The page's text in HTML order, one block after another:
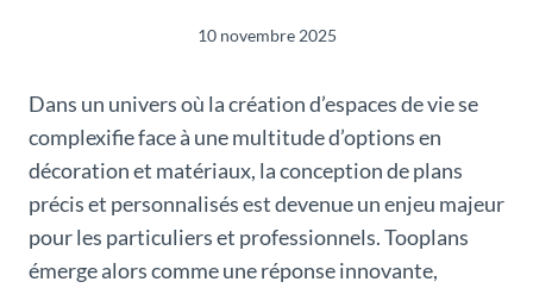
10 novembre 2025
Dans un univers où la création d’espaces de vie se
complexifie face à une multitude d’options en
décoration et matériaux, la conception de plans
précis et personnalisés est devenue un enjeu majeur
pour les particuliers et professionnels. Tooplans
émerge alors comme une réponse innovante,